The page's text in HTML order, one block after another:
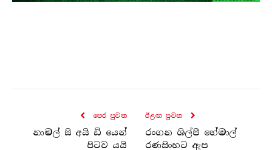
පෙර පුව​ත
නාමල් සි අයි ඩි යෙන්
පිටව යයි
ඊළඟ පුව​ත
රංගන ශිල්පී හේමාල්
රණසිංහට ඇප